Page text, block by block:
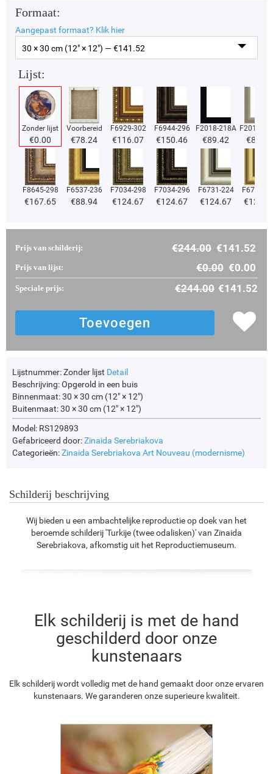
Formaat:
Aangepast formaat? Klik hier
30 × 30 cm (12" × 12") — €141.52
Lijst:
Zonder lijst
€0.00
Voorbereid
€78.24
F6929-302
€116.07
F6944-296
€150.46
F2018-218A
€89.42
F2018-
€89.42
F8645-298
€167.65
F6537-236
€88.94
F7034-298
€124.67
F7034-296
€124.67
F6731-224
€124.67
F6731-
€
Prijs van schilderij: €244.00 €141.52
Prijs van lijst: €0.00 €0.00
Speciale prijs: €244.00 €141.52
Lijstnummer:Zonder lijst Detail
Beschrijving:Opgerold in een buis
Binnenmaat:30 × 30 cm (12" × 12")
Buitenmaat:30 × 30 cm (12" × 12")
Model: RS129893
Gefabriceerd door:Zinaida Serebriakova
Categorieën:Zinaida Serebriakova Art Nouveau (modernisme)
Schilderij beschrijving
Wij bieden u een ambachtelijke reproductie op doek van het
beroemde schilderij 'Turkije (twee odalisken)' van Zinaida
Serebriakova, afkomstig uit het Reproductiemuseum.
Elk schilderij is met de hand
geschilderd door onze
kunstenaars
Elk schilderij wordt volledig met de hand gemaakt door onze ervaren
kunstenaars. We garanderen onze superieure kwaliteit.